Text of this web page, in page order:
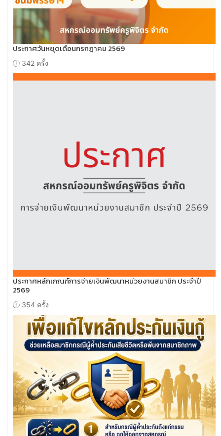
ประกาศวันหยุดเดือนกรกฎาคม 2569
342 ครั้ง
ประกาศหลักเกณฑ์การจ่ายเงินพัฒนาหน่วยงานสมาชิก ประจำปี
2569
354 ครั้ง